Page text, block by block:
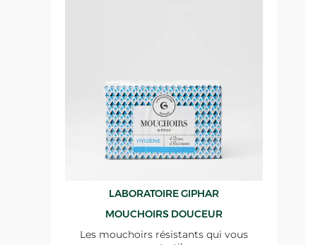
LABORATOIRE GIPHAR
MOUCHOIRS DOUCEUR
Les mouchoirs résistants qui vous